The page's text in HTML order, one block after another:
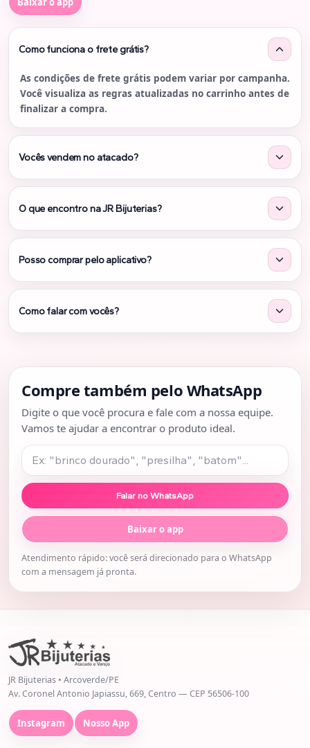
Como funciona o frete grátis?
As condições de frete grátis podem variar por campanha.
Você visualiza as regras atualizadas no carrinho antes de
finalizar a compra.
Vocês vendem no atacado?
Sim. Trabalhamos com varejo e atacado. Se você compra
para revenda, encontre variedade e opções para montar
seu mix.
O que encontro na JR Bijuterias?
Bijuterias, folheados, maquiagem e acessórios. Peças
para o dia a dia, presentes e produções completas.
Posso comprar pelo aplicativo?
Sim. Você pode comprar pelo site ou pelo app. No
aplicativo, a experiência é ainda mais rápida e prática.
Como falar com vocês?
Compre também pelo WhatsApp
Digite o que você procura e fale com a nossa equipe.
Vamos te ajudar a encontrar o produto ideal.
Falar no WhatsApp
Baixar o app
Atendimento rápido: você será direcionado para o WhatsApp
com a mensagem já pronta.
JR Bijuterias • Arcoverde/PE
Av. Coronel Antonio Japiassu, 669, Centro — CEP 56506-100
Instagram Nosso App